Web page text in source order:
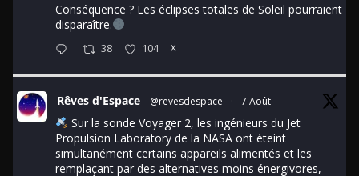
Conséquence ? Les éclipses totales de Soleil pourraient
disparaître.
38 104 X
Rêves d'Espace @revesdespace · 7 Août
Sur la sonde Voyager 2, les ingénieurs du Jet
Propulsion Laboratory de la NASA ont éteint
simultanément certains appareils alimentés et les
remplaçant par des alternatives moins énergivores,